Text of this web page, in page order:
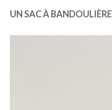
UN SAC À BANDOULIÈRE